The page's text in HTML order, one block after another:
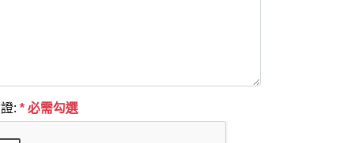
: * 必需勾選